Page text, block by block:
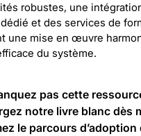
robustes, une
et des services de
une mise en œuvre
du système.
pas cette
notre livre blanc dès
le parcours d’adoption